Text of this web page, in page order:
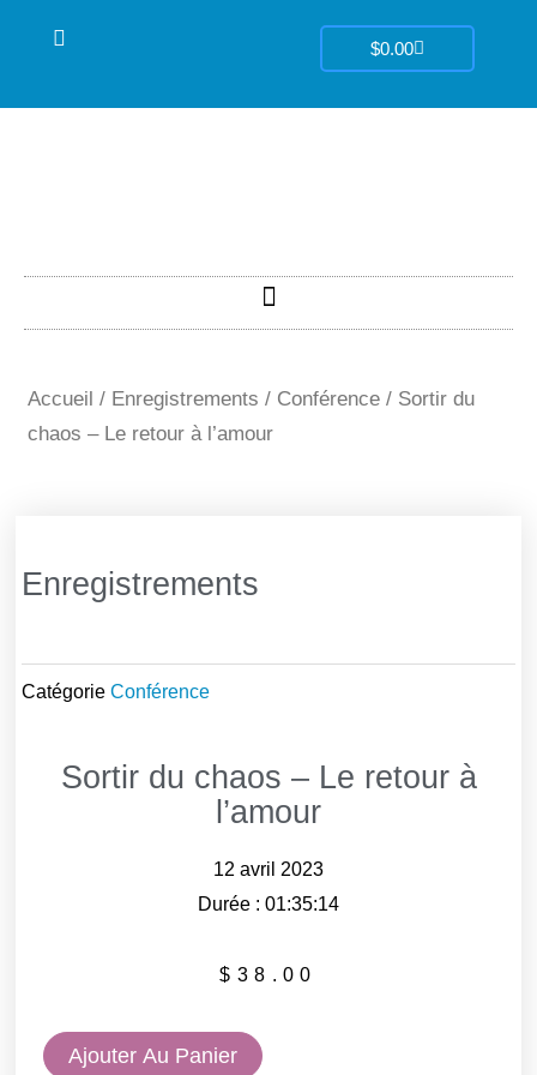
$0.00Panier
Accueil / Enregistrements / Conférence / Sortir du
chaos – Le retour à l’amour
Enregistrements
Catégorie Conférence
Sortir du chaos – Le retour à
l’amour
12 avril 2023
Durée : 01:35:14
$ 38.00
quantitéAjouter Au Panier